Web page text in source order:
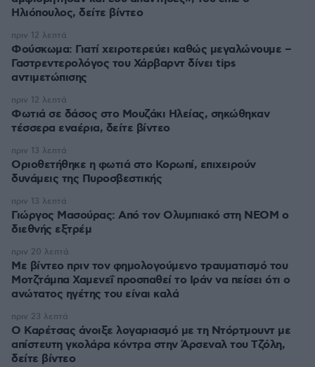
Ηλιόπουλος, δείτε βίντεο
Φούσκωμα: Γιατί χειροτερεύει καθώς μεγαλώνουμε –
Γαστρεντερολόγος του Χάρβαρντ δίνει tips
αντιμετώπισης
πριν 12 λεπτά
Φωτιά σε δάσος στο Μουζάκι Ηλείας, σηκώθηκαν
τέσσερα εναέρια, δείτε βίντεο
πριν 12 λεπτά
Οριοθετήθηκε η φωτιά στο Κορωπί, επιχειρούν
δυνάμεις της Πυροσβεστικής
πριν 13 λεπτά
Γιώργος Μασούρας: Από τον Ολυμπιακό στη ΝΕΟΜ ο
διεθνής εξτρέμ
πριν 13 λεπτά
Με βίντεο πριν τον φημολογούμενο τραυματισμό του
Μοτζτάμπα Χαμενεΐ προσπαθεί το Ιράν να πείσει ότι ο
ανώτατος ηγέτης του είναι καλά
πριν 20 λεπτά
Ο Καρέτσας άνοιξε λογαριασμό με τη Ντόρτμουντ με
απίστευτη γκολάρα κόντρα στην Άρσεναλ του Τζόλη,
δείτε βίντεο
πριν 23 λεπτά